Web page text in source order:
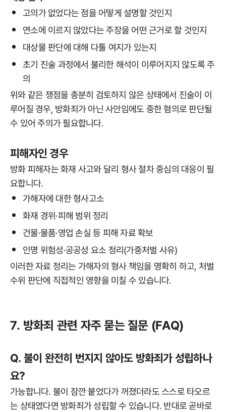
고의가 없었다는 점을 어떻게 설명할 것인지
연소에 이르지 않았다는 주장을 어떤 근거로 할 것인지
대상물 판단에 대해 다툴 여지가 있는지
초기 진술 과정에서 불리한 해석이 이루어지지 않도록 주
의
위와 같은 쟁점을 충분히 검토하지 않은 상태에서 진술이 이
루어질 경우, 방화죄가 아닌 사안임에도 중한 혐의로 판단될
수 있어 주의가 필요합니다.
피해자인 경우
방화 피해자는 화재 사고와 달리 형사 절차 중심의 대응이 필
요합니다.
가해자에 대한 형사고소
화재 경위·피해 범위 정리
건물·물품·영업 손실 등 피해 자료 확보
인명 위험성·공공성 요소 정리(가중처벌 사유)
이러한 자료 정리는 가해자의 형사 책임을 명확히 하고, 처벌
수위 판단에 직접적인 영향을 미칠 수 있습니다.
7. 방화죄 관련 자주 묻는 질문 (FAQ)
Q. 불이 완전히 번지지 않아도 방화죄가 성립하나
요?
가능합니다. 불이 잠깐 붙었다가 꺼졌더라도 스스로 타오르
는 상태였다면 방화죄가 성립할 수 있습니다. 반대로 곧바로